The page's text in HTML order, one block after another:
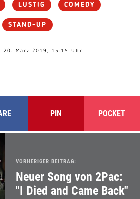
LUSTIG COMEDY
STAND-UP
20. März 2019, 15:15 Uhr
PIN POCKET
VORHERIGER BEITRAG:
Neuer Song von 2Pac:
"I Died and Came Back"